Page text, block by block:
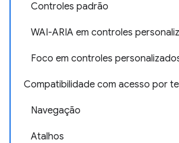
Controles padrão
WAI-ARIA em controles
Foco em controles
Compatibilidade com acesso por
Navegação
Atalhos